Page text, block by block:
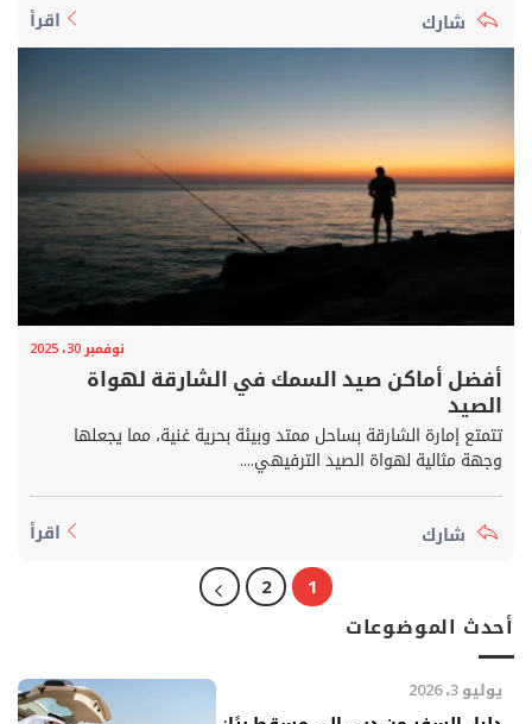
اقرأ
نوفمبر 30، 2025
أفضل أماكن صيد السمك في الشارقة لهواة
الصيد
تتمتع إمارة الشارقة بساحل ممتد وبيئة بحرية غنية، مما يجعلها
وجهة مثالية لهواة الصيد الترفيهي....
اقرأ
1
2
أحدث الموضوعات
يوليو 3، 2026